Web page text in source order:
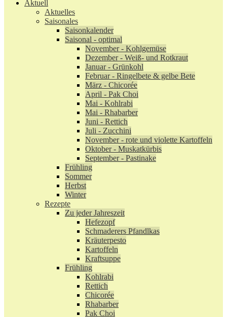
Aktuell
Aktuelles
Saisonales
Saisonkalender
Saisonal - optimal
November - Kohlgemüse
Dezember - Weiß- und Rotkraut
Januar - Grünkohl
Februar - Ringelbete & gelbe Bete
März - Chicorée
April - Pak Choi
Mai - Kohlrabi
Mai - Rhabarber
Juni - Rettich
Juli - Zucchini
November - rote und violette Kartoffeln
Oktober - Muskatkürbis
September - Pastinake
Frühling
Sommer
Herbst
Winter
Rezepte
Zu jeder Jahreszeit
Hefezopf
Schmaderers Pfandlkas
Kräuterpesto
Kartoffeln
Kraftsuppe
Frühling
Kohlrabi
Rettich
Chicorée
Rhabarber
Pak Choi